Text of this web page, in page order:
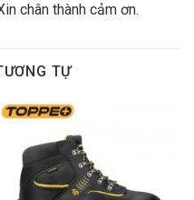
chân thành cảm ơn.
TỰ